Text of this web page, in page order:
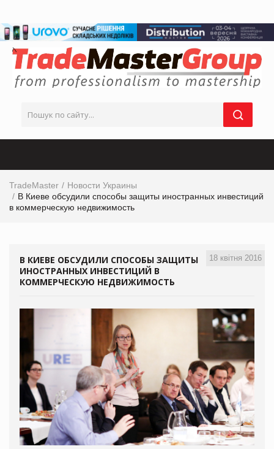
TradeMaster
Новости Украины
В Киеве обсудили способы защиты иностранных инвестиций
в коммерческую недвижимость
18 квітня 2016
В КИЕВЕ ОБСУДИЛИ СПОСОБЫ ЗАЩИТЫ
ИНОСТРАННЫХ ИНВЕСТИЦИЙ В
КОММЕРЧЕСКУЮ НЕДВИЖИМОСТЬ